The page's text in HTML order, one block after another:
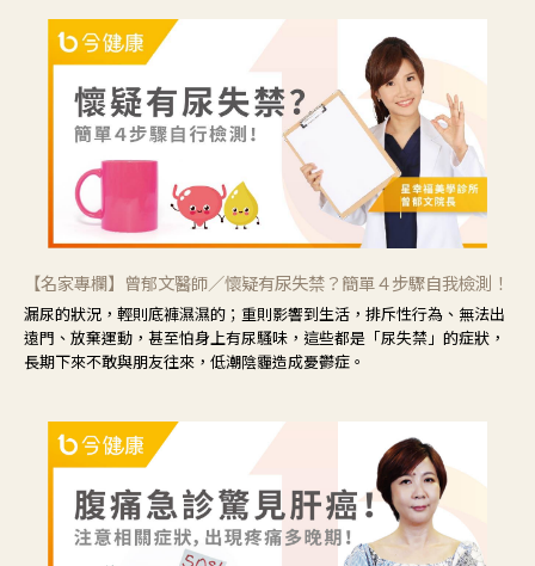
【名家專欄】曾郁文醫師／懷疑有尿失禁？簡單４步驟自我檢測！
漏尿的狀況，輕則底褲濕濕的；重則影響到生活，排斥性行為、無法出
遠門、放棄運動，甚至怕身上有尿騷味，這些都是「尿失禁」的症狀，
長期下來不敢與朋友往來，低潮陰霾造成憂鬱症。